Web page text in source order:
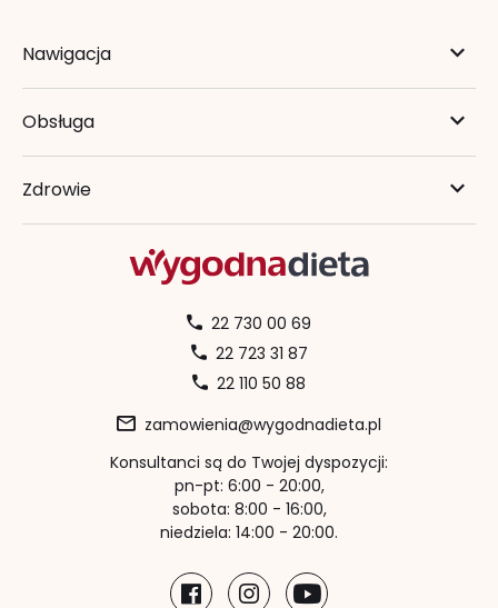
Nawigacja
Obsługa
Zdrowie
22 730 00 69
22 723 31 87
22 110 50 88
zamowienia@wygodnadieta.pl
Konsultanci są do Twojej dyspozycji:
pn-pt: 6:00 - 20:00,
sobota: 8:00 - 16:00,
niedziela: 14:00 - 20:00.